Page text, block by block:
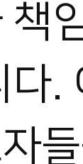
책
다